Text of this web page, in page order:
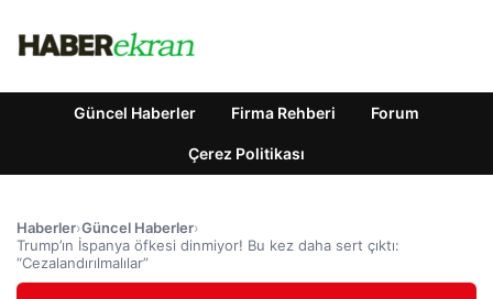
Güncel Haberler Firma Rehberi Forum
Çerez Politikası
Haberler›Güncel Haberler›
Trump’ın İspanya öfkesi dinmiyor! Bu kez daha sert çıktı:
“Cezalandırılmalılar”